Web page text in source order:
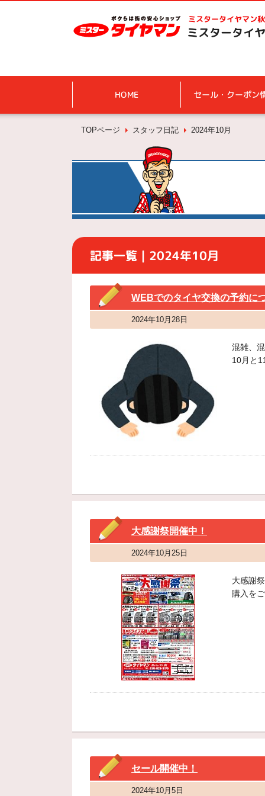
ミスタータイヤマン
ミスタータイ
HOME セール・クーポン
TOPページ スタッフ日記 2024年10月
記事一覧｜2024年10月
WEBでのタイヤ交換の予約に
2024年10月28日
混雑、
10月と
大感謝祭開催中！
2024年10月25日
大感謝
購入を
セール開催中！
2024年10月5日